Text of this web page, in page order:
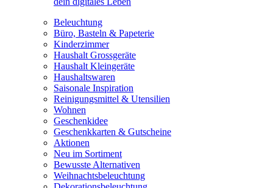
Beleuchtung
Büro, Basteln & Papeterie
Kinderzimmer
Haushalt Grossgeräte
Haushalt Kleingeräte
Haushaltswaren
Saisonale Inspiration
Reinigungsmittel & Utensilien
Wohnen
Geschenkidee
Geschenkkarten & Gutscheine
Aktionen
Neu im Sortiment
Bewusste Alternativen
Weihnachtsbeleuchtung